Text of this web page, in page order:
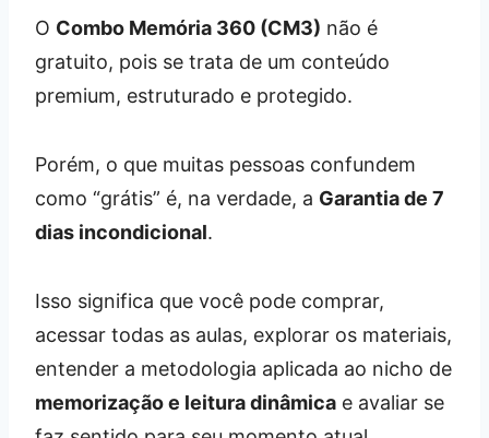
O Combo Memória 360 (CM3) não é
gratuito, pois se trata de um conteúdo
premium, estruturado e protegido.
Porém, o que muitas pessoas confundem
como “grátis” é, na verdade, a Garantia de 7
dias incondicional.
Isso significa que você pode comprar,
acessar todas as aulas, explorar os materiais,
entender a metodologia aplicada ao nicho de
memorização e leitura dinâmica e avaliar se